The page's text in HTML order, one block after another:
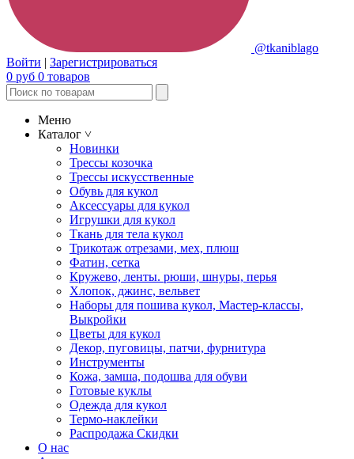
@tkaniblago
Войти | Зарегистрироваться
0 руб 0 товаров
Меню
Каталог ˅
Новинки
Трессы козочка
Трессы искусственные
Обувь для кукол
Аксессуары для кукол
Игрушки для кукол
Ткань для тела кукол
Трикотаж отрезами, мех, плюш
Фатин, сетка
Кружево, ленты. рюши, шнуры, перья
Хлопок, джинс, вельвет
Наборы для пошива кукол, Мастер-классы,
Выкройки
Цветы для кукол
Декор, пуговицы, патчи, фурнитура
Инструменты
Кожа, замша, подошва для обуви
Готовые куклы
Одежда для кукол
Термо-наклейки
Распродажа Скидки
О нас